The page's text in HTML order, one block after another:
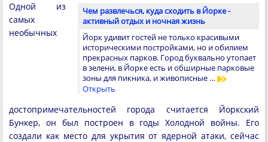
Чем развлечься, куда сходить в Йорке -
активный отдых и ночная жизнь
Йорк удивит гостей не только красивыми
историческими постройками, но и обилием
прекрасных парков. Город буквально утопает
в зелени, в Йорке есть и обширные парковые
зоны для пикника, и живописные …
Открыть
Одной из
самых
необычных
достопримечательностей города считается Йоркский
Бункер, он был построен в годы Холодной войны. Его
создали как место для укрытия от ядерной атаки, сейчас